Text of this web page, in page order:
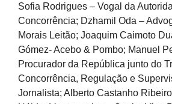
Sofia Rodrigues – Vogal da
Concorrência; Dzhamil Oda –
Morais Leitão; Joaquim Caimoto
Gómez- Acebo & Pombo; Manuel
Procurador da República junto do
Concorrência, Regulação e
Jornalista; Alberto Castanho